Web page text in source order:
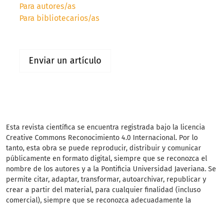
Para autores/as
Para bibliotecarios/as
Enviar un artículo
Esta revista científica se encuentra registrada bajo la licencia
Creative Commons Reconocimiento 4.0 Internacional. Por lo
tanto, esta obra se puede reproducir, distribuir y comunicar
públicamente en formato digital, siempre que se reconozca el
nombre de los autores y a la Pontificia Universidad Javeriana. Se
permite citar, adaptar, transformar, autoarchivar, republicar y
crear a partir del material, para cualquier finalidad (incluso
comercial), siempre que se reconozca adecuadamente la